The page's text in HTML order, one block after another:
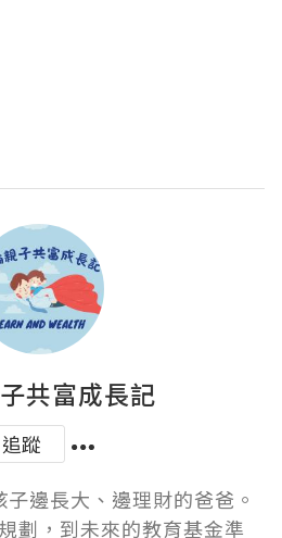
共富成長記
追蹤
邊長大、邊理財的爸爸。
劃，到未來的教育基金準